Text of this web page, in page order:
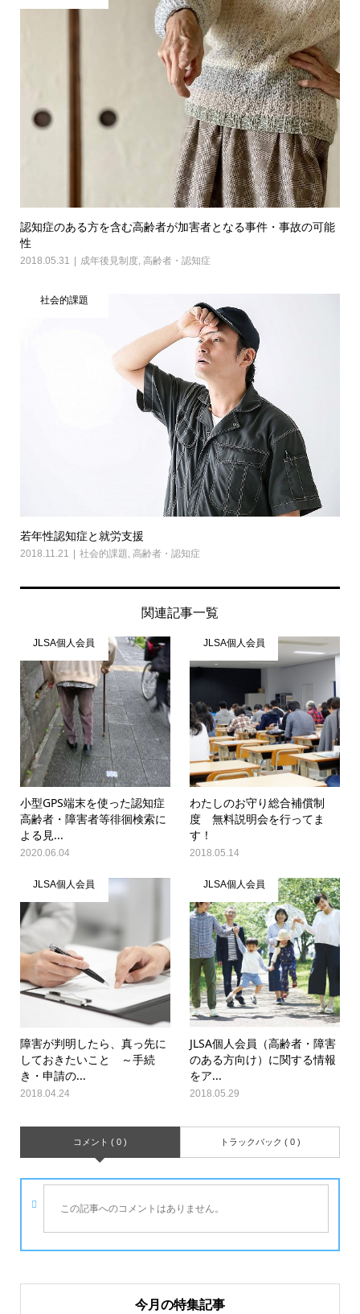
認知症のある方を含む高齢者が加害者となる事件・事故の可能
性
2018.05.31 成年後見制度, 高齢者・認知症
社会的課題
若年性認知症と就労支援
2018.11.21 社会的課題, 高齢者・認知症
関連記事一覧
JLSA個人会員
小型GPS端末を使った認知症
高齢者・障害者等徘徊検索に
よる見...
2020.06.04
JLSA個人会員
わたしのお守り総合補償制
度 無料説明会を行ってま
す！
2018.05.14
JLSA個人会員
障害が判明したら、真っ先に
しておきたいこと ～手続
き・申請の...
2018.04.24
JLSA個人会員
JLSA個人会員（高齢者・障害
のある方向け）に関する情報
をア...
2018.05.29
コメント ( 0 ) トラックバック ( 0 )
この記事へのコメントはありません。
今月の特集記事